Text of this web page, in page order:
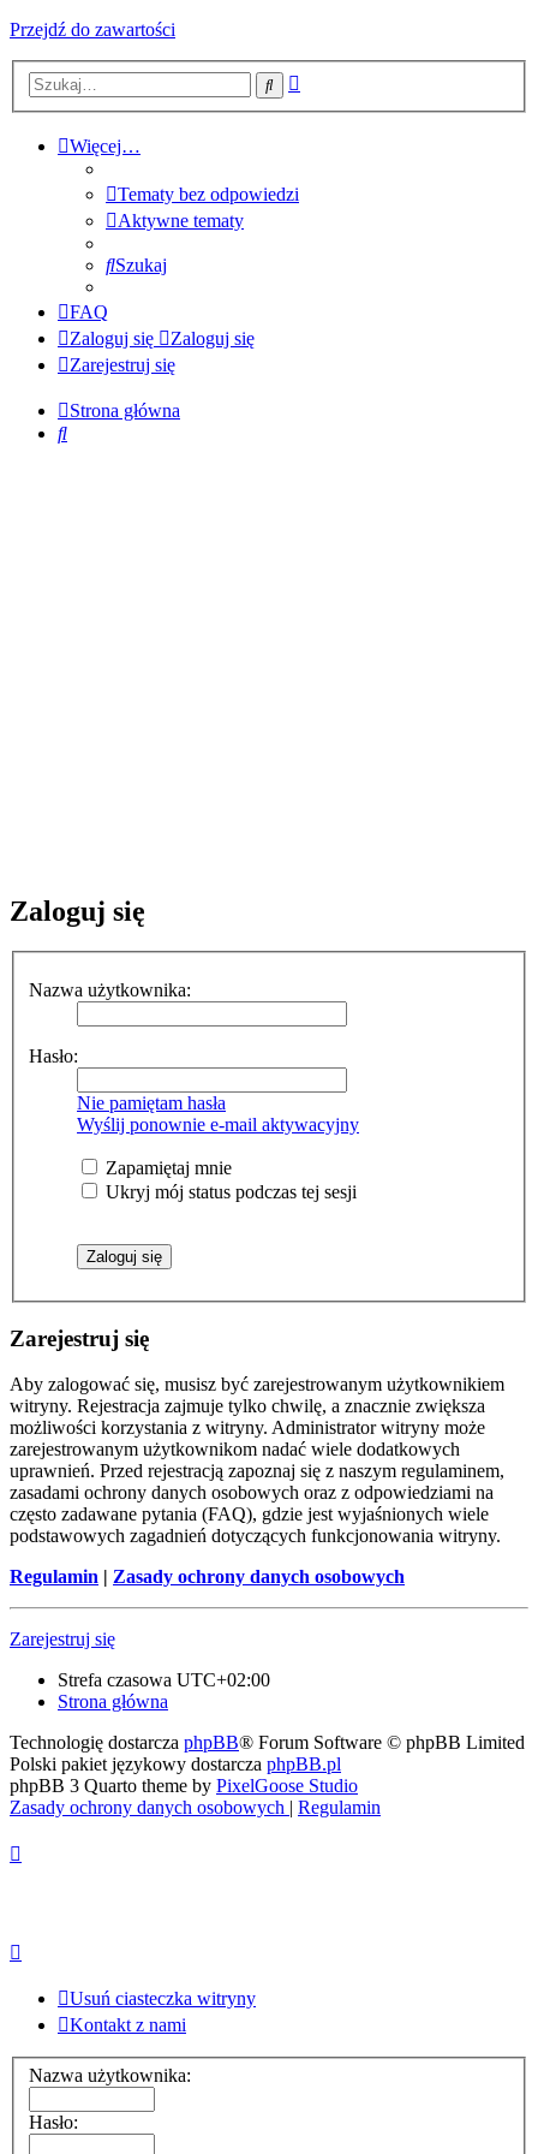
Przejdź do zawartości
Szukaj
Więcej…
Tematy bez odpowiedzi
Aktywne tematy
Szukaj
FAQ
Zaloguj się
Zaloguj się
Zarejestruj się
Strona główna
Szukaj
Zaloguj się
Nazwa użytkownika:
Hasło:
Nie pamiętam hasła
Wyślij ponownie e-mail aktywacyjny
Zapamiętaj mnie
Ukryj mój status podczas tej sesji
Zarejestruj się
Aby zalogować się, musisz być zarejestrowanym użytkownikiem
witryny. Rejestracja zajmuje tylko chwilę, a znacznie zwiększa
możliwości korzystania z witryny. Administrator witryny może
zarejestrowanym użytkownikom nadać wiele dodatkowych
uprawnień. Przed rejestracją zapoznaj się z naszym regulaminem,
zasadami ochrony danych osobowych oraz z odpowiedziami na
często zadawane pytania (FAQ), gdzie jest wyjaśnionych wiele
podstawowych zagadnień dotyczących funkcjonowania witryny.
Regulamin | Zasady ochrony danych osobowych
Zarejestruj się
Strefa czasowa UTC+02:00
Strona główna
Technologię dostarcza phpBB® Forum Software © phpBB Limited
Polski pakiet językowy dostarcza phpBB.pl
phpBB 3 Quarto theme by PixelGoose Studio
Zasady ochrony danych osobowych | Regulamin
Usuń ciasteczka witryny
Kontakt z nami
Nazwa użytkownika:
Hasło: